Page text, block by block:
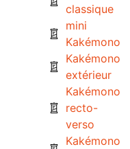
classique
mini
Kakémono
Kakémono
extérieur
Kakémono
recto-
verso
Kakémono